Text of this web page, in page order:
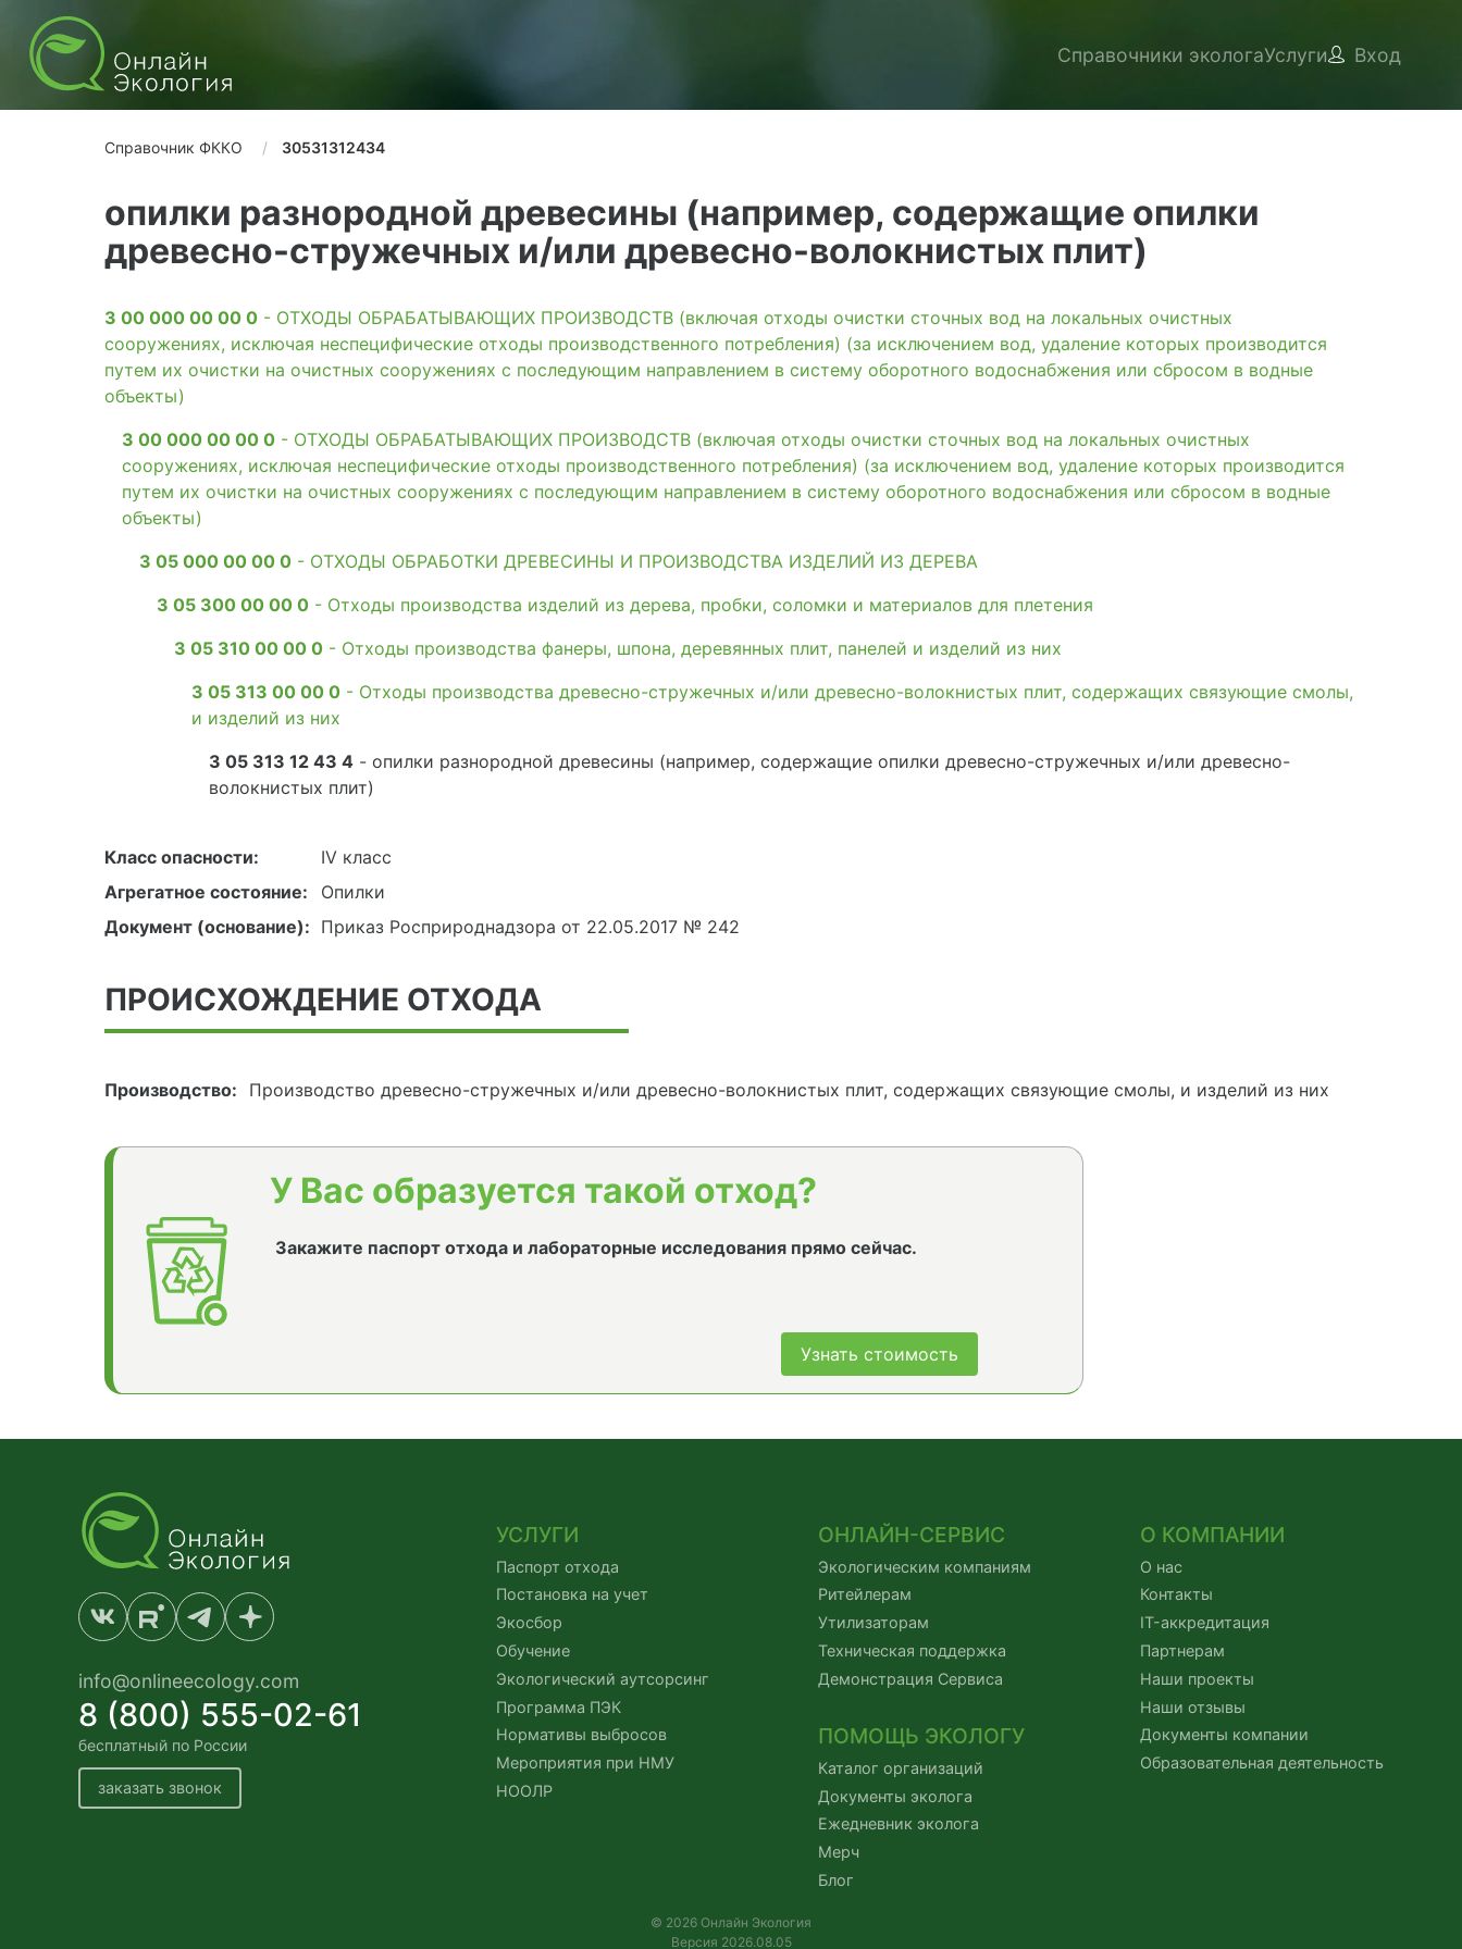
Справочники экологаУслуги Вход
Справочник ФККО 30531312434
опилки разнородной древесины (например, содержащие опилки
древесно-стружечных и/или древесно-волокнистых плит)
3 00 000 00 00 0 - ОТХОДЫ ОБРАБАТЫВАЮЩИХ ПРОИЗВОДСТВ (включая отходы очистки сточных вод на локальных очистных
сооружениях, исключая неспецифические отходы производственного потребления) (за исключением вод, удаление которых производится
путем их очистки на очистных сооружениях с последующим направлением в систему оборотного водоснабжения или сбросом в водные
объекты)
3 00 000 00 00 0 - ОТХОДЫ ОБРАБАТЫВАЮЩИХ ПРОИЗВОДСТВ (включая отходы очистки сточных вод на локальных очистных
сооружениях, исключая неспецифические отходы производственного потребления) (за исключением вод, удаление которых производится
путем их очистки на очистных сооружениях с последующим направлением в систему оборотного водоснабжения или сбросом в водные
объекты)
3 05 000 00 00 0 - ОТХОДЫ ОБРАБОТКИ ДРЕВЕСИНЫ И ПРОИЗВОДСТВА ИЗДЕЛИЙ ИЗ ДЕРЕВА
3 05 300 00 00 0 - Отходы производства изделий из дерева, пробки, соломки и материалов для плетения
3 05 310 00 00 0 - Отходы производства фанеры, шпона, деревянных плит, панелей и изделий из них
3 05 313 00 00 0 - Отходы производства древесно-стружечных и/или древесно-волокнистых плит, содержащих связующие смолы,
и изделий из них
3 05 313 12 43 4 - опилки разнородной древесины (например, содержащие опилки древесно-стружечных и/или древесно-
волокнистых плит)
Класс опасности:
IV класс
Агрегатное состояние:
Опилки
Документ (основание): Приказ Росприроднадзора от 22.05.2017 № 242
ПРОИСХОЖДЕНИЕ ОТХОДА
Производство: Производство древесно-стружечных и/или древесно-волокнистых плит, содержащих связующие смолы, и изделий из них
У Вас образуется такой отход?
Закажите паспорт отхода и лабораторные исследования прямо сейчас.
Узнать стоимость
info@onlineecology.com
8 (800) 555-02-61
бесплатный по России
заказать звонок
УСЛУГИ
Паспорт отхода
Постановка на учет
Экосбор
Обучение
Экологический аутсорсинг
Программа ПЭК
Нормативы выбросов
Мероприятия при НМУ
НООЛР
ОНЛАЙН-СЕРВИС
Экологическим компаниям
Ритейлерам
Утилизаторам
Техническая поддержка
Демонстрация Сервиса
ПОМОЩЬ ЭКОЛОГУ
Каталог организаций
Документы эколога
Ежедневник эколога
Мерч
Блог
О КОМПАНИИ
О нас
Контакты
IT-аккредитация
Партнерам
Наши проекты
Наши отзывы
Документы компании
Образовательная деятельность
© 2026 Онлайн Экология
Версия 2026.08.05